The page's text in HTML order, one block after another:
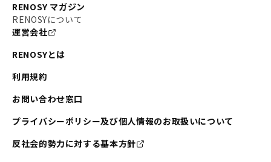
RENOSY マガジン
RENOSYについて
運営会社
RENOSYとは
利用規約
お問い合わせ窓口
プライバシーポリシー及び個人情報のお取扱いについて
反社会的勢力に対する基本方針